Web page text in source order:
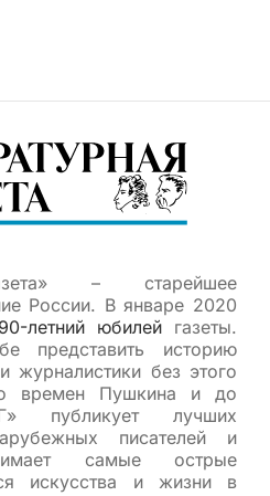
– старейшее
России. В январе 2020
летний юбилей газеты.
представить историю
журналистики без этого
времен Пушкина и до
публикует лучших
писателей и
самые острые
искусства и жизни в